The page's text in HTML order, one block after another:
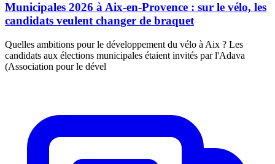
Municipales 2026 à Aix-en-Provence : sur le vélo, les
candidats veulent changer de braquet
Quelles ambitions pour le développement du vélo à Aix ? Les
candidats aux élections municipales étaient invités par l'Adava
(Association pour le dével